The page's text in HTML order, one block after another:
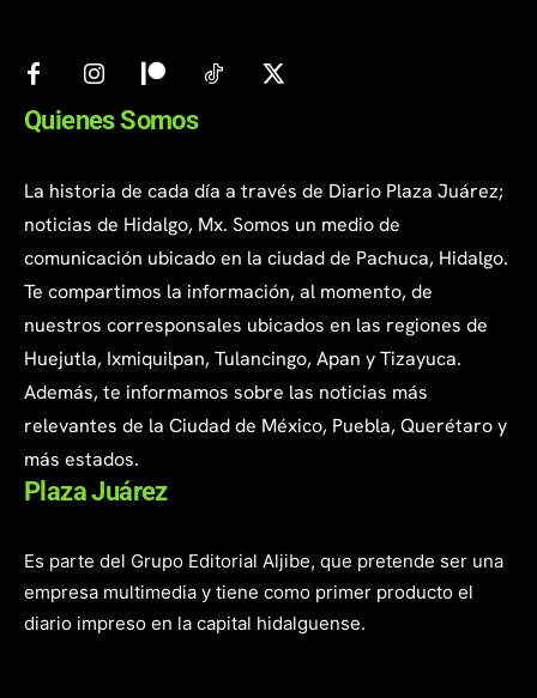
Quienes Somos
La historia de cada día a través de Diario Plaza Juárez;
noticias de Hidalgo, Mx. Somos un medio de
comunicación ubicado en la ciudad de Pachuca, Hidalgo.
Te compartimos la información, al momento, de
nuestros corresponsales ubicados en las regiones de
Huejutla, Ixmiquilpan, Tulancingo, Apan y Tizayuca.
Además, te informamos sobre las noticias más
relevantes de la Ciudad de México, Puebla, Querétaro y
más estados.
Plaza Juárez
Es parte del Grupo Editorial Aljibe, que pretende ser una
empresa multimedia y tiene como primer producto el
diario impreso en la capital hidalguense.